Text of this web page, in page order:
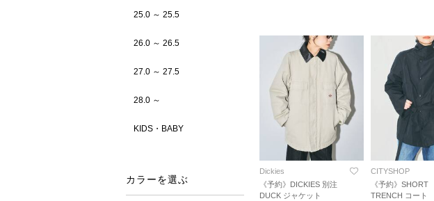
25.0 ～ 25.5
26.0 ～ 26.5
27.0 ～ 27.5
28.0 ～
KIDS・BABY
カラーを選ぶ
Dickies
《予約》DICKIES 別注
DUCK ジャケット
CITYSHOP
《予約》SHORT
TRENCH コート